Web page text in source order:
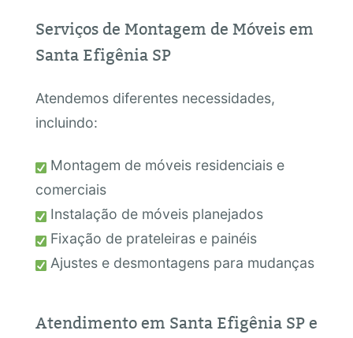
Serviços de Montagem de Móveis em
Santa Efigênia SP
Atendemos diferentes necessidades,
incluindo:
Montagem de móveis residenciais e
comerciais
Instalação de móveis planejados
Fixação de prateleiras e painéis
Ajustes e desmontagens para mudanças
Atendimento em Santa Efigênia SP e